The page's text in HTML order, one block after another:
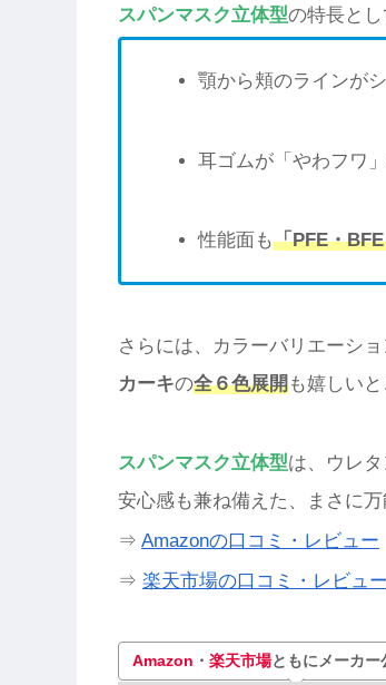
スパンマスク立体型の特長とし
顎から頬のラインが
耳ゴムが「やわフワ
性能面も「PFE・
さらには、カラーバリエーショ
カーキの全６色展開も嬉しい
スパンマスク立体型は、ウレ
安心感も兼ね備えた、まさに万
⇒ Amazonの口コミ・レビュー
⇒ 楽天市場の口コミ・レビュー
Amazon ・ 楽天市場ともにメーカー